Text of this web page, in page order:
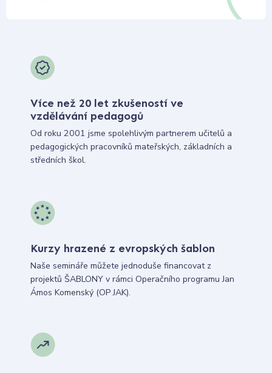
Více než 20 let zkušeností ve
vzdělávání pedagogů
Od roku 2001 jsme spolehlivým partnerem učitelů a
pedagogických pracovníků mateřských, základních a
středních škol.
Kurzy hrazené z evropských šablon
Naše semináře můžete jednoduše financovat z
projektů ŠABLONY v rámci Operačního programu Jan
Ámos Komenský (OP JAK).